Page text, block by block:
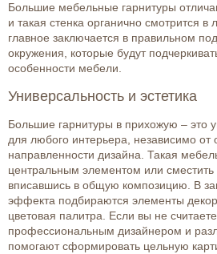
Большие мебельные гарнитуры
и такая стенка органично смотрится
главное заключается в правильном
окружения, которые будут
особенности мебели.
Универсальность и эстетика
Большие гарнитуры в прихожую – это
для любого интерьера, независимо от
направленности дизайна. Такая
центральным элементом или сместить
вписавшись в общую композицию. В
эффекта подбираются элементы
цветовая палитра. Если вы не
профессиональным дизайнером и
помогают сформировать цельную